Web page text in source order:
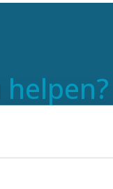
helpen?